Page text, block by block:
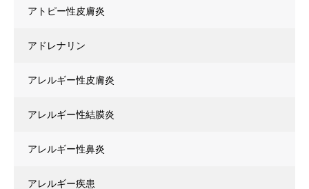
アトピー性皮膚炎
アドレナリン
アレルギー性皮膚炎
アレルギー性結膜炎
アレルギー性鼻炎
アレルギー疾患